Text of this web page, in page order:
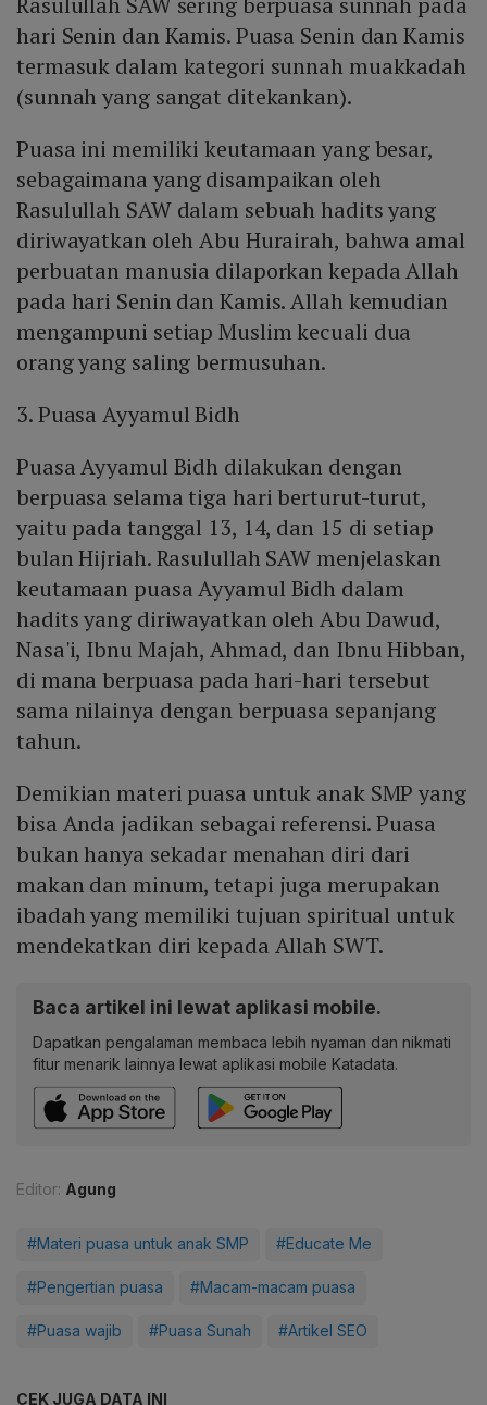
hari Senin dan Kamis. Puasa Senin dan Kamis
termasuk dalam kategori sunnah muakkadah
(sunnah yang sangat ditekankan).
Puasa ini memiliki keutamaan yang besar,
sebagaimana yang disampaikan oleh
Rasulullah SAW dalam sebuah hadits yang
diriwayatkan oleh Abu Hurairah, bahwa amal
perbuatan manusia dilaporkan kepada Allah
pada hari Senin dan Kamis. Allah kemudian
mengampuni setiap Muslim kecuali dua
orang yang saling bermusuhan.
3. Puasa Ayyamul Bidh
Puasa Ayyamul Bidh dilakukan dengan
berpuasa selama tiga hari berturut-turut,
yaitu pada tanggal 13, 14, dan 15 di setiap
bulan Hijriah. Rasulullah SAW menjelaskan
keutamaan puasa Ayyamul Bidh dalam
hadits yang diriwayatkan oleh Abu Dawud,
Nasa'i, Ibnu Majah, Ahmad, dan Ibnu Hibban,
di mana berpuasa pada hari-hari tersebut
sama nilainya dengan berpuasa sepanjang
tahun.
Demikian materi puasa untuk anak SMP yang
bisa Anda jadikan sebagai referensi. Puasa
bukan hanya sekadar menahan diri dari
makan dan minum, tetapi juga merupakan
ibadah yang memiliki tujuan spiritual untuk
mendekatkan diri kepada Allah SWT.
Baca artikel ini lewat aplikasi mobile.
Dapatkan pengalaman membaca lebih nyaman dan nikmati
fitur menarik lainnya lewat aplikasi mobile Katadata.
Editor: Agung
#Materi puasa untuk anak SMP #Educate Me
#Pengertian puasa #Macam-macam puasa
#Puasa wajib #Puasa Sunah #Artikel SEO
CEK JUGA DATA INI